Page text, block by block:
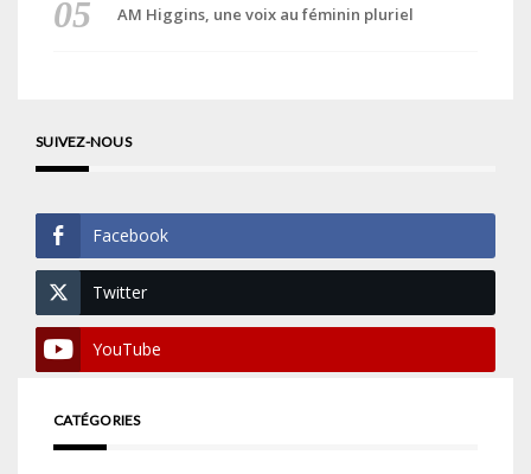
AM Higgins, une voix au féminin pluriel
SUIVEZ-NOUS
Facebook
Twitter
YouTube
CATÉGORIES